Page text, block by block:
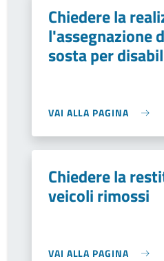
Chiedere la
l'assegnazione
sosta per
VAI ALLA PAGINA
Chiedere la
veicoli rimossi
VAI ALLA PAGINA